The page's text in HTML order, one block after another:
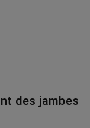
des jambes